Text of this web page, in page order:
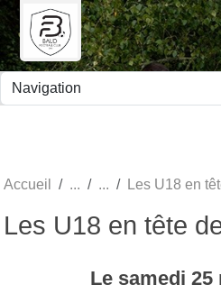
Accueil Les U18 en
Les U18 en tête
Le samedi 25
Panneau de gestion des cookies